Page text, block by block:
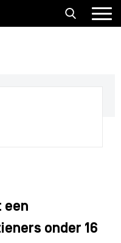
een contentervaring
een
onder 16